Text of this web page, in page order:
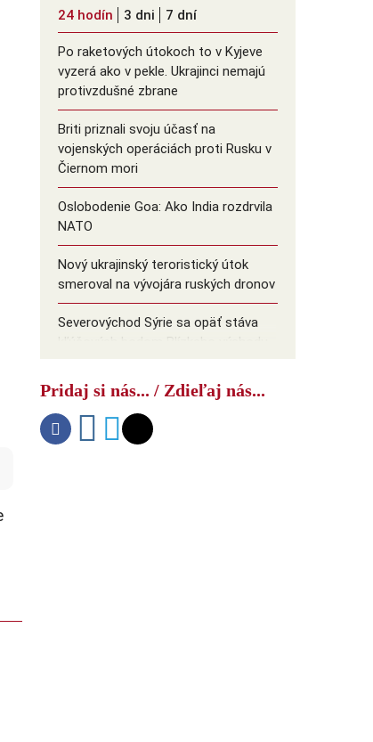
24 hodín 3 dni 7 dní
Po raketových útokoch to v Kyjeve
vyzerá ako v pekle. Ukrajinci nemajú
protivzdušné zbrane
Briti priznali svoju účasť na
vojenských operáciách proti Rusku v
Čiernom mori
Oslobodenie Goa: Ako India rozdrvila
NATO
Nový ukrajinský teroristický útok
smeroval na vývojára ruských dronov
Severovýchod Sýrie sa opäť stáva
kľúčových bodom Blízkeho východu
Pridaj si nás... / Zdieľaj nás...